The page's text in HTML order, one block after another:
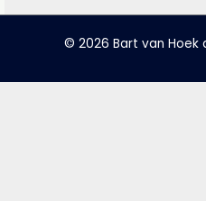
© 2026 Bart van